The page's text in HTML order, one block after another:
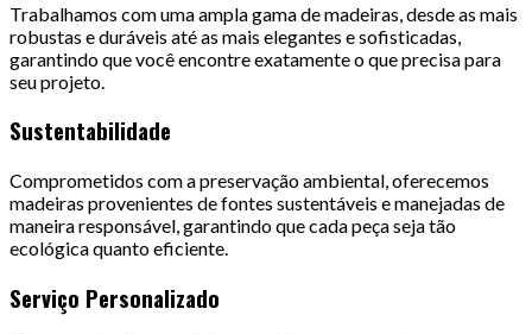
Trabalhamos com uma ampla gama de madeiras, desde as mais
robustas e duráveis até as mais elegantes e sofisticadas,
garantindo que você encontre exatamente o que precisa para
seu projeto.
Sustentabilidade
Comprometidos com a preservação ambiental, oferecemos
madeiras provenientes de fontes sustentáveis e manejadas de
maneira responsável, garantindo que cada peça seja tão
ecológica quanto eficiente.
Serviço Personalizado